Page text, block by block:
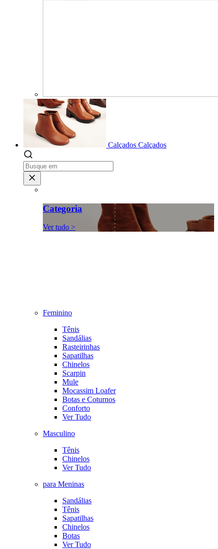
Calçados Calçados
Categoria
Ver tudo >
Feminino
Tênis
Sandálias
Rasteirinhas
Sapatilhas
Chinelos
Scarpin
Mule
Mocassim Loafer
Botas e Coturnos
Conforto
Ver Tudo
Masculino
Tênis
Chinelos
Ver Tudo
para Meninas
Sandálias
Tênis
Sapatilhas
Chinelos
Botas
Ver Tudo